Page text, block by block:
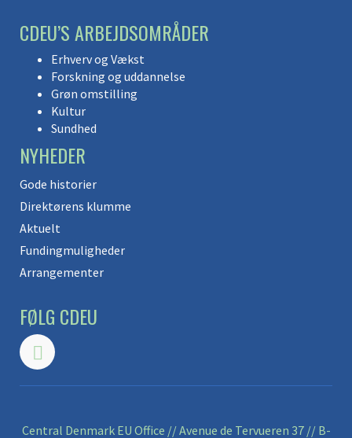
CDEU’S ARBEJDSOMRÅDER
Erhverv og Vækst
Forskning og uddannelse
Grøn omstilling
Kultur
Sundhed
NYHEDER
Gode historier
Direktørens klumme
Aktuelt
Fundingmuligheder
Arrangementer
FØLG CDEU
Central Denmark EU Office // Avenue de Tervueren 37 // B-